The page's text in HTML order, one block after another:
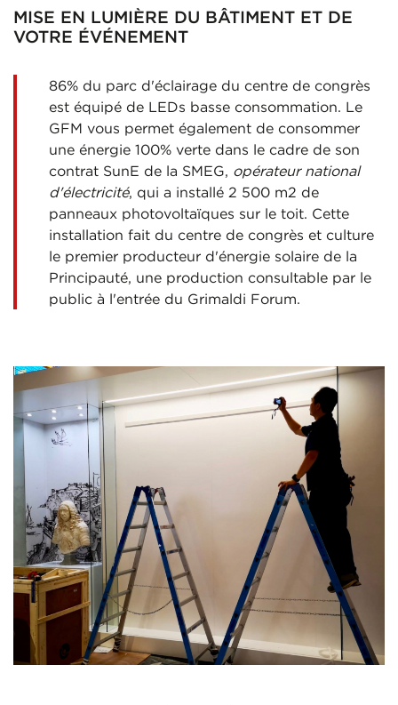
MISE EN LUMIÈRE DU BÂTIMENT ET DE
VOTRE ÉVÉNEMENT
86% du parc d'éclairage du centre de congrès
est équipé de LEDs basse consommation. Le
GFM vous permet également de consommer
une énergie 100% verte dans le cadre de son
contrat SunE de la SMEG, opérateur national
d'électricité, qui a installé 2 500 m2 de
panneaux photovoltaïques sur le toit. Cette
installation fait du centre de congrès et culture
le premier producteur d'énergie solaire de la
Principauté, une production consultable par le
public à l'entrée du Grimaldi Forum.